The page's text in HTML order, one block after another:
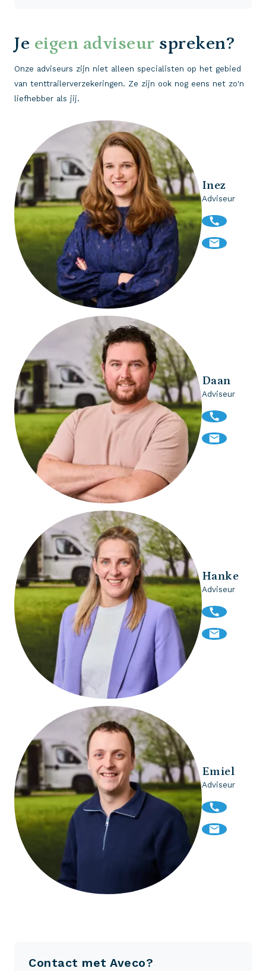
Je eigen adviseur spreken?
Onze adviseurs zijn niet alleen specialisten op het gebied
van tenttrailerverzekeringen. Ze zijn ook nog eens net zo'n
liefhebber als jij.
Inez
Adviseur
Daan
Adviseur
Hanke
Adviseur
Emiel
Adviseur
Contact met Aveco?